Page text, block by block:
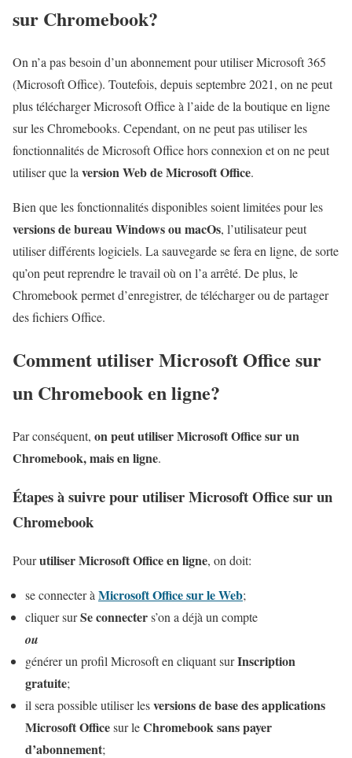
sur Chromebook?
On n’a pas besoin d’un abonnement pour utiliser Microsoft 365
(Microsoft Office). Toutefois, depuis septembre 2021, on ne peut
plus télécharger Microsoft Office à l’aide de la boutique en ligne
sur les Chromebooks. Cependant, on ne peut pas utiliser les
fonctionnalités de Microsoft Office hors connexion et on ne peut
utiliser que la version Web de Microsoft Office.
Bien que les fonctionnalités disponibles soient limitées pour les
versions de bureau Windows ou macOs, l’utilisateur peut
utiliser différents logiciels. La sauvegarde se fera en ligne, de sorte
qu’on peut reprendre le travail où on l’a arrêté. De plus, le
Chromebook permet d’enregistrer, de télécharger ou de partager
des fichiers Office.
Comment utiliser Microsoft Office sur
un Chromebook en ligne?
Par conséquent, on peut utiliser Microsoft Office sur un
Chromebook, mais en ligne.
Étapes à suivre pour utiliser Microsoft Office sur un
Chromebook
Pourutiliser Microsoft Office en ligne, on doit:
se connecter à Microsoft Office sur le Web;
cliquer surSe connecters’on a déjà un compte
ou
générer un profil Microsoft en cliquant surInscription
gratuite;
il sera possible utiliser lesversions de base des applications
Microsoft Officesur leChromebook sans payer
d’abonnement;